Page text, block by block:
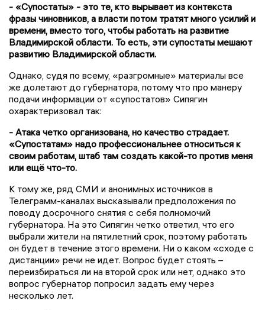
- «Супостаты» - это те, кто вырывает из контекста
фразы чиновников, а власти потом тратят много усилий и
времени, вместо того, чтобы работать на развитие
Владимирской области. То есть, эти супостаты мешают
развитию Владимирской области.
Однако, судя по всему, «разгромные» материалы все
же долетают до губернатора, потому что про манеру
подачи информации от «супостатов» Сипягин
охарактеризовал так:
- Атака четко организована, но качество страдает.
«Супостатам» надо профессиональнее относиться к
своим работам, штаб там создать какой-то против меня
или ещё что-то.
К тому же, ряд СМИ и анонимных источников в
Телеграмм-каналах высказывали предположения по
поводу досрочного снятия с себя полномочий
губернатора. На это Сипягин четко ответил, что его
выбрали жители на пятилетний срок, поэтому работать
он будет в течение этого времени. Ни о каком «сходе с
дистанции» речи не идет. Вопрос будет стоять –
переизбираться ли на второй срок или нет, однако это
вопрос губернатор попросил задать ему через
несколько лет.